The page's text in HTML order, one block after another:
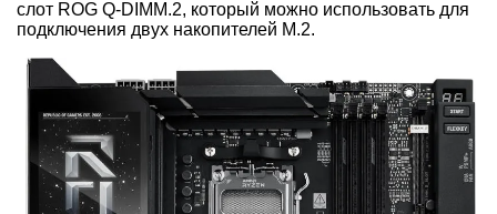
слот ROG Q-DIMM.2, который можно использовать для
подключения двух накопителей M.2.